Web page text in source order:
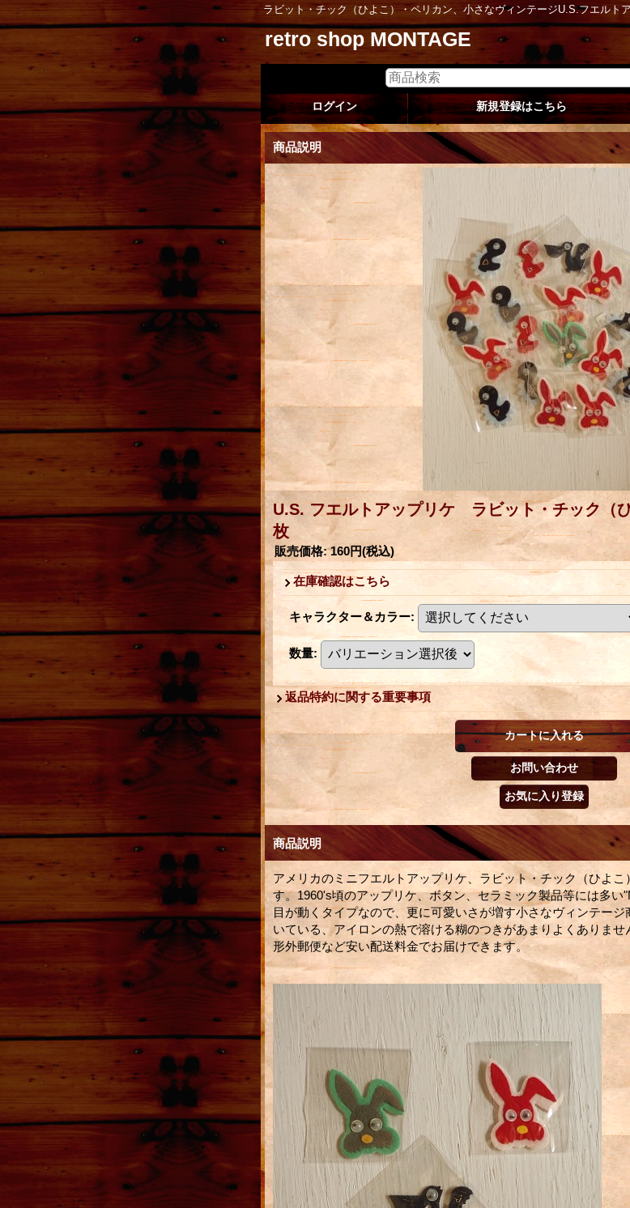
ラビット・チック（ひよこ）・ペリカン、小さなヴィンテージU.S.フエルト
retro shop MONTAGE
ログイン 新規登録はこちら
商品説明
U.S. フエルトアップリケ ラビット・チック（
枚
販売価格: 160円(税込)
在庫確認はこちら
キャラクター＆カラー:
数量:
返品特約に関する重要事項
商品説明
アメリカのミニフエルトアップリケ、ラビット・チック（ひよ
す。1960's頃のアップリケ、ボタン、セラミック製品等には多い
目が動くタイプなので、更に可愛いさが増す小さなヴィンテー
いている、アイロンの熱で溶ける糊のつきがあまりよくありま
形外郵便など安い配送料金でお届けできます。